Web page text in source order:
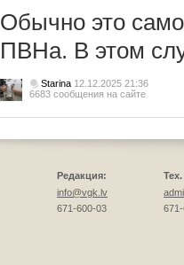
Обычно это
ПВНа. В этом
Starina 12.12.2025 21:36
6683 сообщения на сайте
Редакция:
info@vgk.lv
671-600-03